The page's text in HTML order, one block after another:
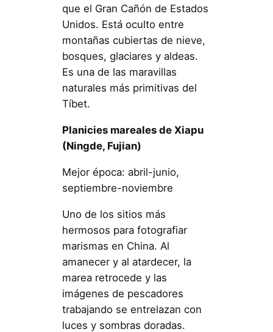
que el Gran Cañón de Estados
Unidos. Está oculto entre
montañas cubiertas de nieve,
bosques, glaciares y aldeas.
Es una de las maravillas
naturales más primitivas del
Tíbet.
Planicies mareales de Xiapu
(Ningde, Fujian)
Mejor época: abril-junio,
septiembre-noviembre
Uno de los sitios más
hermosos para fotografiar
marismas en China. Al
amanecer y al atardecer, la
marea retrocede y las
imágenes de pescadores
trabajando se entrelazan con
luces y sombras doradas.